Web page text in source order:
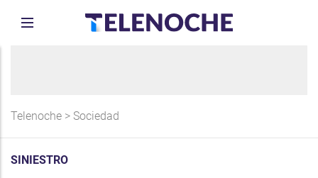
Telenoche > Sociedad
SINIESTRO